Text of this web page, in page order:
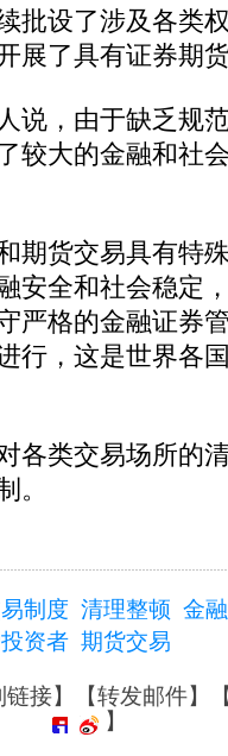
设了涉及各类
展了具有证券期
，由于缺乏规
较大的金融和社
货交易具有特
安全和社会稳定
严格的金融证券
行，这是世界各
类交易场所的
。
制度 清理整顿 金
资者 期货交易
链接】【转发邮件】
】